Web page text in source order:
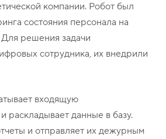
компании. Робот был
состояния персонала на
решения задачи
сотрудника, их внедрили
входящую
раскладывает данные в базу.
и отправляет их дежурным